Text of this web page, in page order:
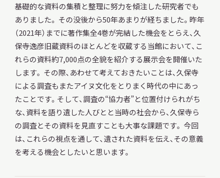
お知らせ
もっと知りたい博物館のこと！
本日開館OPEN TODAY
基礎的な資料の集積と整理に努力を傾注した研究者でも
ありました。 その没後から50年あまりが経ちました。昨年
（2021年）までに著作集全4巻が完結した機会をとらえ、久
保寺逸彦旧蔵資料のほとんどを収蔵する当館において、こ
れらの資料約7,000点の全貌を紹介する展示会を開催いた
します。 その際、あわせて考えておきたいことは、久保寺
による調査もまたアイヌ文化をとりまく時代の中にあっ
たことです。そして、調査の“協力者”と位置付けられがち
な、資料を語り遺した人びとと当時の社会から、久保寺ら
の調査とその資料を見直すことも大事な課題です。 今回
は、これらの視点を通して、遺された資料を伝え、その意義
を考える機会としたいと思います。